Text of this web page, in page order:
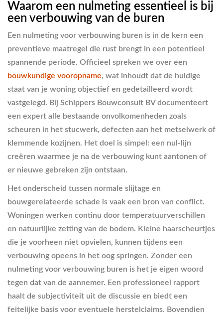
Waarom een nulmeting essentieel is bij
een verbouwing van de buren
Een nulmeting voor verbouwing buren is in de kern een
preventieve maatregel die rust brengt in een potentieel
spannende periode. Officieel spreken we over een
bouwkundige vooropname, wat inhoudt dat de huidige
staat van je woning objectief en gedetailleerd wordt
vastgelegd. Bij Schippers Bouwconsult BV documenteert
een expert alle bestaande onvolkomenheden zoals
scheuren in het stucwerk, defecten aan het metselwerk of
klemmende kozijnen. Het doel is simpel: een nul-lijn
creëren waarmee je na de verbouwing kunt aantonen of
er nieuwe gebreken zijn ontstaan.
Het onderscheid tussen normale slijtage en
bouwgerelateerde schade is vaak een bron van conflict.
Woningen werken continu door temperatuurverschillen
en natuurlijke zetting van de bodem. Kleine haarscheurtjes
die je voorheen niet opvielen, kunnen tijdens een
verbouwing opeens in het oog springen. Zonder een
nulmeting voor verbouwing buren is het je eigen woord
tegen dat van de aannemer. Een professioneel rapport
haalt de subjectiviteit uit de discussie en biedt een
feitelijke basis voor eventuele herstelclaims. Bovendien